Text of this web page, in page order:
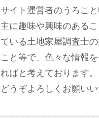
サイト運営者のうろこと
主に趣味や興味のある
ている土地家屋調査士
こと等で、色々な情報
ればと考えております。
どうぞよろしくお願いい